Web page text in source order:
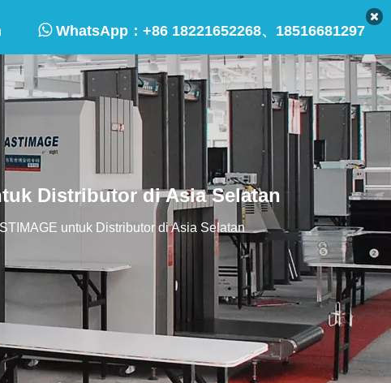
WhatsApp： +86 18221652268、18516681297
Distributor di Asia Selatan
untuk Distributor di Asia Selatan